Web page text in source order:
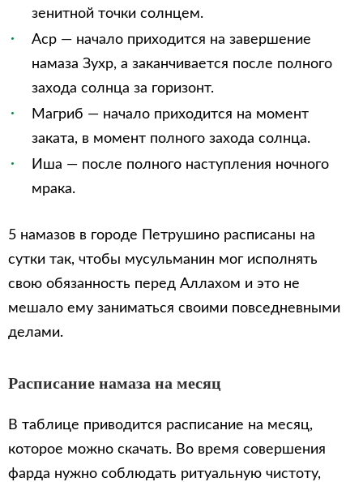
зенитной точки солнцем.
Аср — начало приходится на завершение
намаза Зухр, а заканчивается после полного
захода солнца за горизонт.
Магриб — начало приходится на момент
заката, в момент полного захода солнца.
Иша — после полного наступления ночного
мрака.
5 намазов в городе Петрушино расписаны на
сутки так, чтобы мусульманин мог исполнять
свою обязанность перед Аллахом и это не
мешало ему заниматься своими повседневными
делами.
Расписание намаза на месяц
В таблице приводится расписание на месяц,
которое можно скачать. Во время совершения
фарда нужно соблюдать ритуальную чистоту,